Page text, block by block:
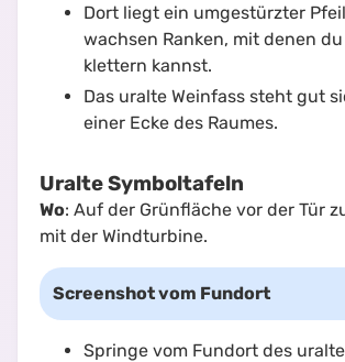
Dort liegt ein umgestürzter
wachsen Ranken, mit denen
klettern kannst.
Das uralte Weinfass steht gut
einer Ecke des Raumes.
Uralte Symboltafeln
Wo: Auf der Grünfläche vor der Tür
mit der Windturbine.
Screenshot vom Fundort
Springe vom Fundort des